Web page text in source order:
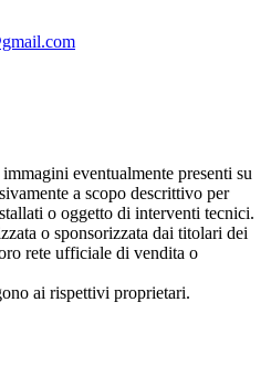
eventualmente presenti su
a scopo descrittivo per
o oggetto di interventi tecnici.
o sponsorizzata dai titolari dei
rete ufficiale di vendita o
ai rispettivi proprietari.